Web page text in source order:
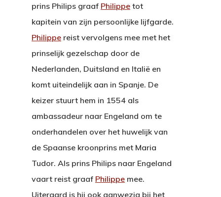
prins Philips graaf Philippe tot
kapitein van zijn persoonlijke lijfgarde.
Philippe reist vervolgens mee met het
prinselijk gezelschap door de
Nederlanden, Duitsland en Italië en
komt uiteindelijk aan in Spanje. De
keizer stuurt hem in 1554 als
ambassadeur naar Engeland om te
onderhandelen over het huwelijk van
de Spaanse kroonprins met Maria
Tudor. Als prins Philips naar Engeland
vaart reist graaf Philippe mee.
Uiteraard is hij ook aanwezig bij het